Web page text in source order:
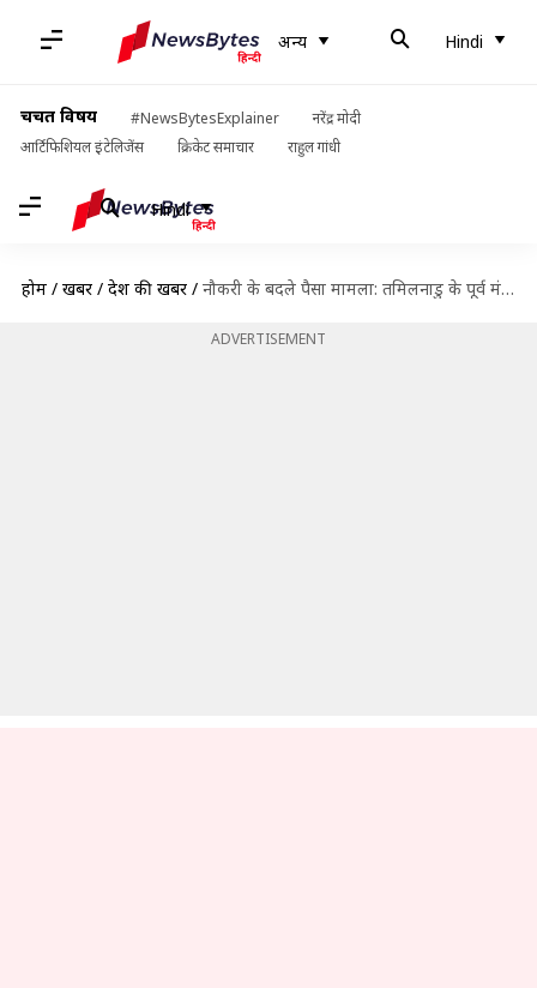
अन्य Hindi
चर्चित विषय #NewsBytesExplainer
नरेंद्र मोदी
आर्टिफिशियल इंटेलिजेंस
क्रिकेट समाचार राहुल गांधी
Hindi
होम / खबरें / देश की खबरें / नौकरी के बदले पैसा मामला: तमिलनाडु के पूर्व मंत्री सेंथिल बालाजी को सुप्रीम कोर्ट से जमानत
ADVERTISEMENT